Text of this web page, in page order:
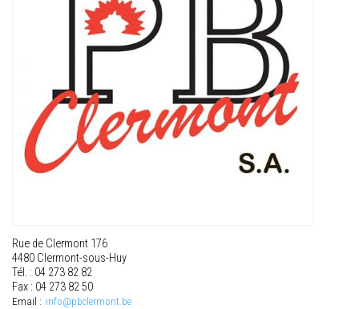
Rue de Clermont 176
4480 Clermont-sous-Huy
Tél. : 04 273 82 82
Fax : 04 273 82 50
Email : info@pbclermont.be